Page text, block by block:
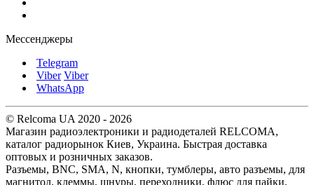
Мессенджеры
Telegram
Viber Viber
WhatsApp
© Relcoma UA 2020 - 2026
Магазин радиоэлектроники и радиодеталей RELCOMA,
каталог радиорынок Киев, Украина. Быстрая доставка
оптовых и розничных заказов.
Разъемы, BNC, SMA, N, кнопки, тумблеры, авто разъемы, для
магнитол, клеммы, шнуры, переходники, флюс для пайки,